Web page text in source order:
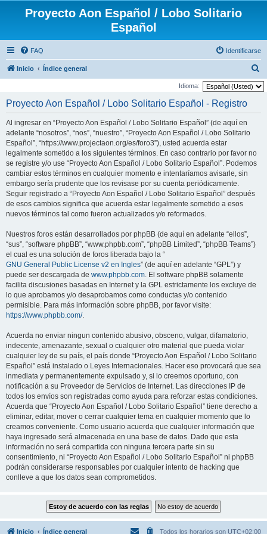
Proyecto Aon Español / Lobo Solitario
Español
FAQ Identificarse
Inicio Índice general
u
Idioma:
Proyecto Aon Español / Lobo Solitario Español - Registro
Al ingresar en “Proyecto Aon Español / Lobo Solitario Español” (de aquí en
adelante “nosotros”, “nos”, “nuestro”, “Proyecto Aon Español / Lobo Solitario
Español”, “https://www.projectaon.org/es/foro3”), usted acuerda estar
legalmente sometido a los siguientes términos. En caso contrario por favor no
se registre y/o use “Proyecto Aon Español / Lobo Solitario Español”. Podemos
cambiar estos términos en cualquier momento e intentaríamos avisarle, sin
embargo sería prudente que los revisase por su cuenta periódicamente.
Seguir registrado a “Proyecto Aon Español / Lobo Solitario Español” después
de esos cambios significa que acuerda estar legalmente sometido a esos
nuevos términos tal como fueron actualizados y/o reformados.
Nuestros foros están desarrollados por phpBB (de aquí en adelante “ellos”,
“sus”, “software phpBB”, “www.phpbb.com”, “phpBB Limited”, “phpBB Teams”)
el cual es una solución de foros liberada bajo la “
GNU General Public License v2 en Ingles” (de aquí en adelante “GPL”) y
puede ser descargada de www.phpbb.com. El software phpBB solamente
facilita discusiones basadas en Internet y la GPL estrictamente los excluye de
lo que aprobamos y/o desaprobamos como conductas y/o contenido
permisible. Para más información sobre phpBB, por favor visite:
https://www.phpbb.com/.
Acuerda no enviar ningun contenido abusivo, obsceno, vulgar, difamatorio,
indecente, amenazante, sexual o cualquier otro material que pueda violar
cualquier ley de su país, el país donde “Proyecto Aon Español / Lobo Solitario
Español” está instalado o Leyes Internacionales. Hacer eso provocará que sea
inmediata y permanentemente expulsado y, si lo creemos oportuno, con
notificación a su Proveedor de Servicios de Internet. Las direcciones IP de
todos los envíos son registradas como ayuda para reforzar estas condiciones.
Acuerda que “Proyecto Aon Español / Lobo Solitario Español” tiene derecho a
eliminar, editar, mover o cerrar cualquier tema en cualquier momento que lo
creamos conveniente. Como usuario acuerda que cualquier información que
haya ingresado será almacenada en una base de datos. Dado que esta
información no será compartida con ninguna tercera parte sin su
consentimiento, ni “Proyecto Aon Español / Lobo Solitario Español” ni phpBB
podrán considerarse responsables por cualquier intento de hacking que
conlleve a que los datos sean comprometidos.
Inicio Índice general Todos los horarios son UTC+02:00